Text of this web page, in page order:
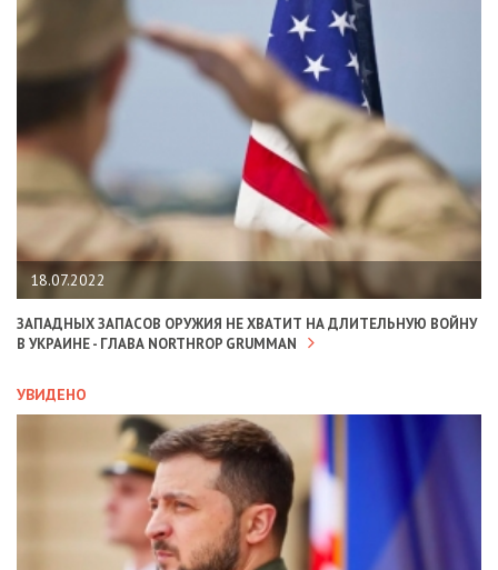
18.07.2022
ЗАПАДНЫХ ЗАПАСОВ ОРУЖИЯ НЕ ХВАТИТ НА ДЛИТЕЛЬНУЮ ВОЙНУ
В УКРАИНЕ - ГЛАВА NORTHROP GRUMMAN
УВИДЕНО